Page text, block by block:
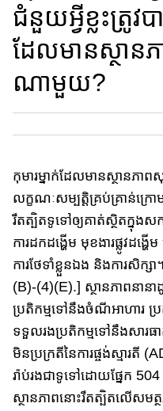
ជំនួយ​​អ្វីខ្លះ​ត្រូ
ដែលមានស្ថាន
ណាមួយ?
កុមារម្នាក់ដែលមានស្ថានភ
លក្ខណៈ​សម្បត្តិ​គ្រប់​គ្រាន់​ក្រោ
រឹតត្បិត​ទូទៅ​ឲ្យគាត់ស្ថិតក្នុង​ស
ការ​ដក​ដង្ហើម មុខងារ​ផ្លូវដង្ហើ
ការថែទាំ​ខ្លួនឯង និង​ការសិក្
(B)-(4)(E).] ស្ថានភាព​នាន
ប្រតិកម្ម​ទៅ​នឹង​ចំណីអាហារ​ ប្រ
ទទួលរង​ប្រតិកម្ម​ទៅ​នឹង​​សារធ
មិនប្រក្រតីនៃ​ការ​ផ្ចង់​ស្មារតី
រ៉ាប់រង​ជាទូទៅដោយផ្នែក​
ស្ថានភាព​នោះ​រឹតត្បិត​លើ​សមត្